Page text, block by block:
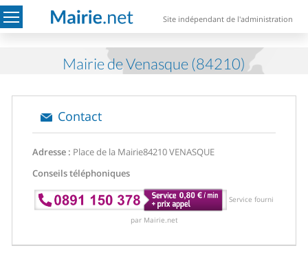
Site indépendant de l'administration
Mairie de Venasque (84210)
Contact
Adresse : Place de la Mairie84210 VENASQUE
Conseils téléphoniques
Service fourni
par Mairie.net